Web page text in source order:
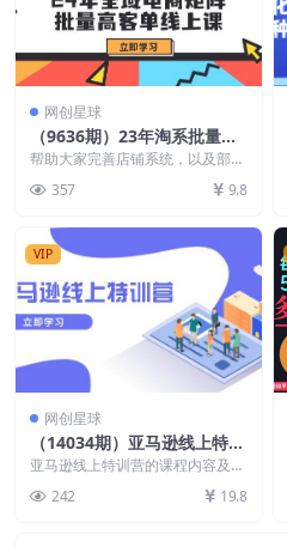
网创星球
（9636期）23年淘系批量高
客单+24年全域电商矩阵，批
量高客单线上课（109节课）
帮助大家完善店铺系统，以及部分
钱轻松无脑点，将复杂...
357 9.8
VIP
网创星球
（14034期）亚马逊线上特训
营，新品成长与库存规划，提
升品牌推广能力，实现业务增
长
亚马逊线上特训营的课程内容及相
阶版适合一年以上卖家...
242 19.8